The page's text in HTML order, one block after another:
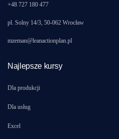
+48 727 180 477
pl. Solny 14/3, 50-062 Wrocław
mzeman@leanactionplan.pl
Najlepsze kursy
Dla produkcji
Dla usług
Excel